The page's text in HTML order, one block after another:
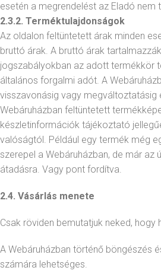
esetén a megrendelést az Eladó nem
2.3.2. Terméktulajdonságok
Az oldalon feltüntetett árak minden
bruttó árak. A bruttó árak
jogszabályokban az adott termékkör
általános forgalmi adót. A
visszavonásig vagy megváltoztatásig
Webáruházban feltüntetett
készletinformációk tájékoztató
valóságtól. Például egy termék még
szerepel a Webáruházban, de már az
átadásra. Vagy pont fordítva.
2.4. Vásárlás menete
Csak röviden bemutatjuk neked, hogy
A Webáruházban történő böngészés
számára lehetséges.